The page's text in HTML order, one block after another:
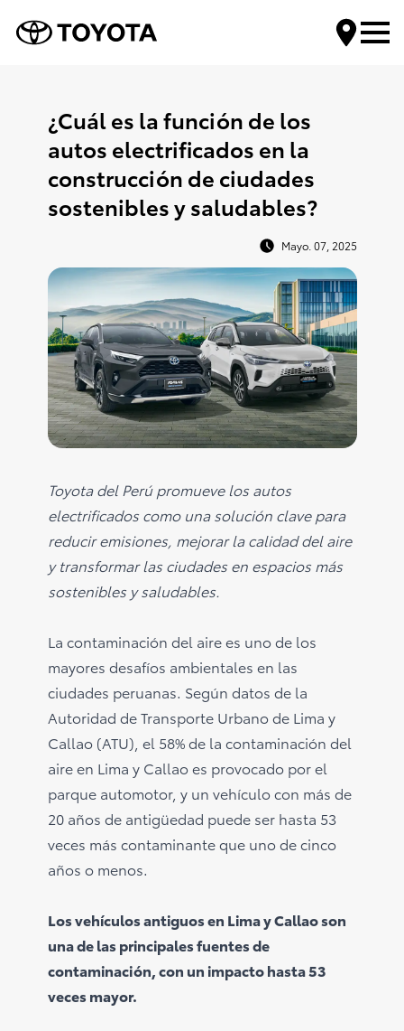
Encuentra tu Toyota
Compra tu Toyota
Servicios Toyota
Mundo Toyota
Contáctanos
Consultas Reclamos 0-800-00669
¿Cuál es la función de los
autos electrificados en la
construcción de ciudades
sostenibles y saludables?
Mayo. 07, 2025
Toyota del Perú promueve los autos
electrificados como una solución clave para
reducir emisiones, mejorar la calidad del aire
y transformar las ciudades en espacios más
sostenibles y saludables.
La contaminación del aire es uno de los
mayores desafíos ambientales en las
ciudades peruanas. Según datos de la
Autoridad de Transporte Urbano de Lima y
Callao (ATU), el 58% de la contaminación del
aire en Lima y Callao es provocado por el
parque automotor, y un vehículo con más de
20 años de antigüedad puede ser hasta 53
veces más contaminante que uno de cinco
años o menos.
Los vehículos antiguos en Lima y Callao son
una de las principales fuentes de
contaminación, con un impacto hasta 53
veces mayor.